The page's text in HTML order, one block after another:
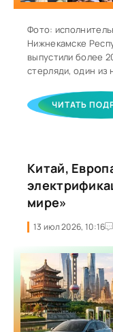
Фото:
Нижнекамске
выпустили более
стерляди, один из
ЧИТАТЬ
Китай,
мире»
13 июл 2026, 10:16